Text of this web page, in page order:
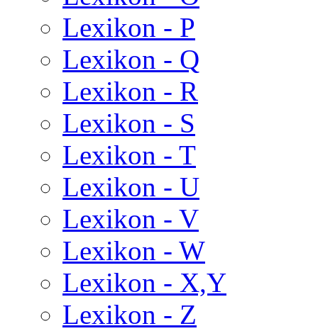
Lexikon - P
Lexikon - Q
Lexikon - R
Lexikon - S
Lexikon - T
Lexikon - U
Lexikon - V
Lexikon - W
Lexikon - X,Y
Lexikon - Z